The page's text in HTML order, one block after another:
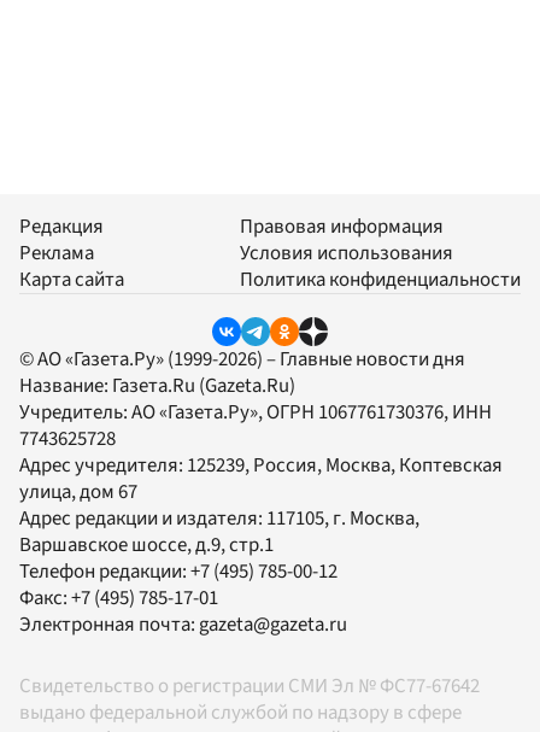
Редакция
Реклама
Карта сайта
Правовая информация
Условия использования
Политика конфиденциальности
© АО «Газета.Ру» (1999-2026) – Главные новости дня
Название: Газета.Ru (Gazeta.Ru)
Учредитель:АО «Газета.Ру», ОГРН 1067761730376, ИНН
7743625728
Адрес учредителя: 125239, Россия, Москва, Коптевская
улица, дом 67
Адрес редакции и издателя: 117105, г. Москва,
Варшавское шоссе, д.9, стр.1
Телефон редакции:+7 (495) 785-00-12
Факс:+7 (495) 785-17-01
Электронная почта: gazeta@gazeta.ru
Свидетельство о регистрации СМИ Эл № ФС77-67642
выдано федеральной службой по надзору в сфере